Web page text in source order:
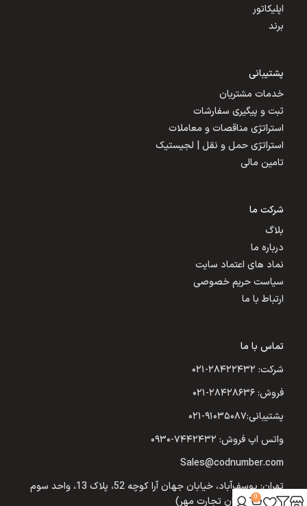
اپلیکاتور
برند
پشتیبانی
خدمات مشتریان
ثبت و پیگیری سفارشات
استراتژی مناقصات و معاملات
استراتژی حمل و نقل | لجیستیک
تامین مالی
شرکت ما
بلاگ
درباره ما
نماد های اعتماد سایت
سیاست حریم خصوصی
ارتباط با ما
تماس با ما
شرکت: ۲۸۴۲۲۴۳۲-۰۲۱
فروش: ۲۸۴۲۸۶۳۶-۰۲۱
پشتیبانی:۹۱۰۳۵۰۸۷-۰۲۱
واتس اپ فروش: ۷۴۴۲۴۳۲-۰۹۳۰
Sales@codnumber.com
تهران: یوسف‌آباد، خیابان جهان آرا کوچه 52، پلاک 13، واحد سوم
(شرکت نیکسان تجارت مهر)
0